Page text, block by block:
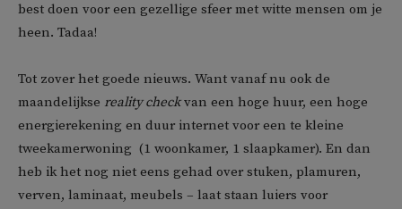
best doen voor een gezellige sfeer met witte mensen om je
heen. Tadaa!
Tot zover het goede nieuws. Want vanaf nu ook de
maandelijkse reality checkvan een hoge huur, een hoge
energierekening en duur internet voor een te kleine
tweekamerwoning (1 woonkamer, 1 slaapkamer). En dan
heb ik het nog niet eens gehad over stuken, plamuren,
verven, laminaat, meubels – laat staan luiers voor